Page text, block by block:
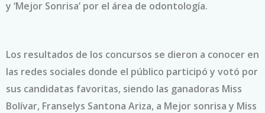
y ‘Mejor Sonrisa’ por el área de odontología.
Los resultados de los concursos se dieron a conocer en
las redes sociales donde el público participó y votó por
sus candidatas favoritas, siendo las ganadoras Miss
Bolívar, Franselys Santona Ariza, a Mejor sonrisa y Miss